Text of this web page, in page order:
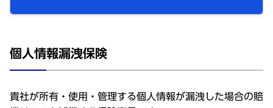
個人情報漏洩保険
貴社が所有・使用・管理する個人情報が漏洩した場合の賠